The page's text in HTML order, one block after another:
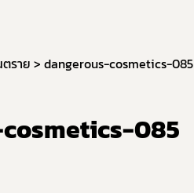
ราย dangerous-cosmetics-085
085